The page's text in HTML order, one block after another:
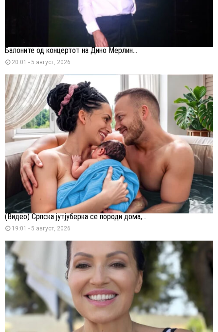
Балоните од концертот на Дино Мерлин...
20:01 - 5 август, 2026
(Видео) Српска јутјуберка се породи дома,...
19:01 - 5 август, 2026